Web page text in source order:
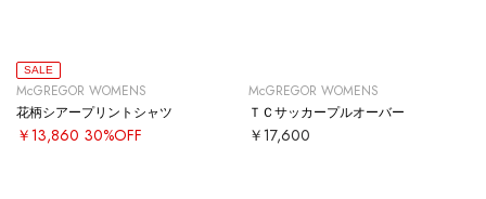
SALE
McGREGOR WOMENS
花柄シアープリントシャツ
￥13,860 30%OFF
McGREGOR WOMENS
ＴＣサッカープルオーバー
￥17,600